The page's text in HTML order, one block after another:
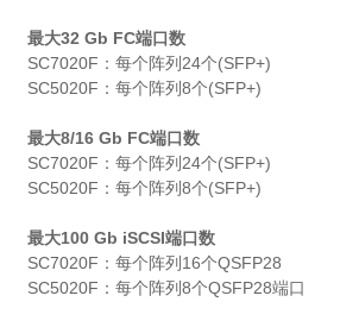
最大32 Gb FC端口数
SC7020F：每个阵列24个(SFP+)
SC5020F：每个阵列8个(SFP+)
最大8/16 Gb FC端口数
SC7020F：每个阵列24个(SFP+)
SC5020F：每个阵列8个(SFP+)
最大100 Gb iSCSI端口数
SC7020F：每个阵列16个QSFP28
SC5020F：每个阵列8个QSFP28端口